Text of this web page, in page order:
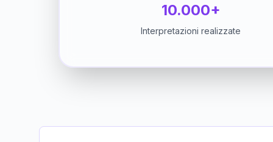
10.000+
Interpretazioni realizzate